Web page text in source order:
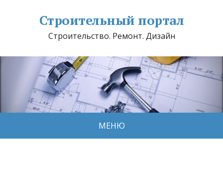
Строительный портал
Строительство. Ремонт. Дизайн
МЕНЮ